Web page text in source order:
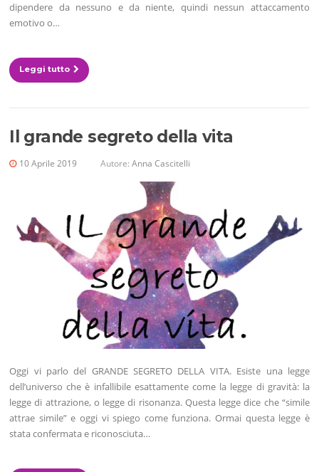
dipendere da nessuno e da niente, quindi nessun attaccamento
emotivo o…
Leggi tutto
Il grande segreto della vita
10 Aprile 2019 Autore:Anna Cascitelli
Oggi vi parlo del GRANDE SEGRETO DELLA VITA. Esiste una legge
dell’universo che è infallibile esattamente come la legge di gravità: la
legge di attrazione, o legge di risonanza. Questa legge dice che “simile
attrae simile” e oggi vi spiego come funziona. Ormai questa legge è
stata confermata e riconosciuta…